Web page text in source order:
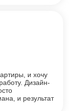
и хочу
Дизайн-
и результат